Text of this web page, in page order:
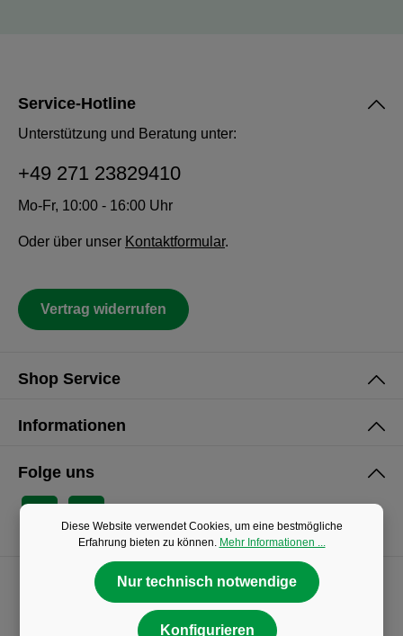
Service-Hotline
Unterstützung und Beratung unter:
+49 271 23829410
Mo-Fr, 10:00 - 16:00 Uhr
Oder über unser Kontaktformular.
Vertrag widerrufen
Shop Service
Informationen
Folge uns
Diese Website verwendet Cookies, um eine bestmögliche
Erfahrung bieten zu können. Mehr Informationen ...
Nur technisch notwendige
Konfigurieren